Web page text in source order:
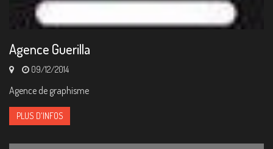
Agence Guerilla
09/12/2014
Agence de graphisme
PLUS D'INFOS